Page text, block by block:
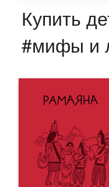
Купить
#мифы и